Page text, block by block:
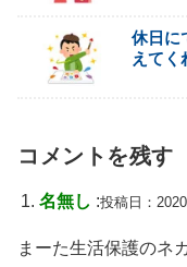
休日に
えてく
コメントを残す
名無し :投稿日：
まーた生活保護のネ